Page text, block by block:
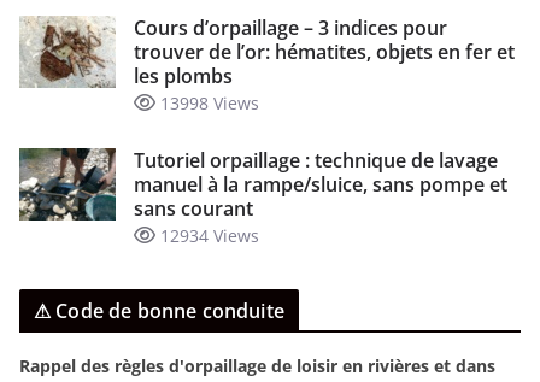
Cours d’orpaillage – 3 indices pour
trouver de l’or: hématites, objets en fer et
les plombs
13998 Views
Tutoriel orpaillage : technique de lavage
manuel à la rampe/sluice, sans pompe et
sans courant
12934 Views
⚠ Code de bonne conduite
Rappel des règles d'orpaillage de loisir en rivières et dans